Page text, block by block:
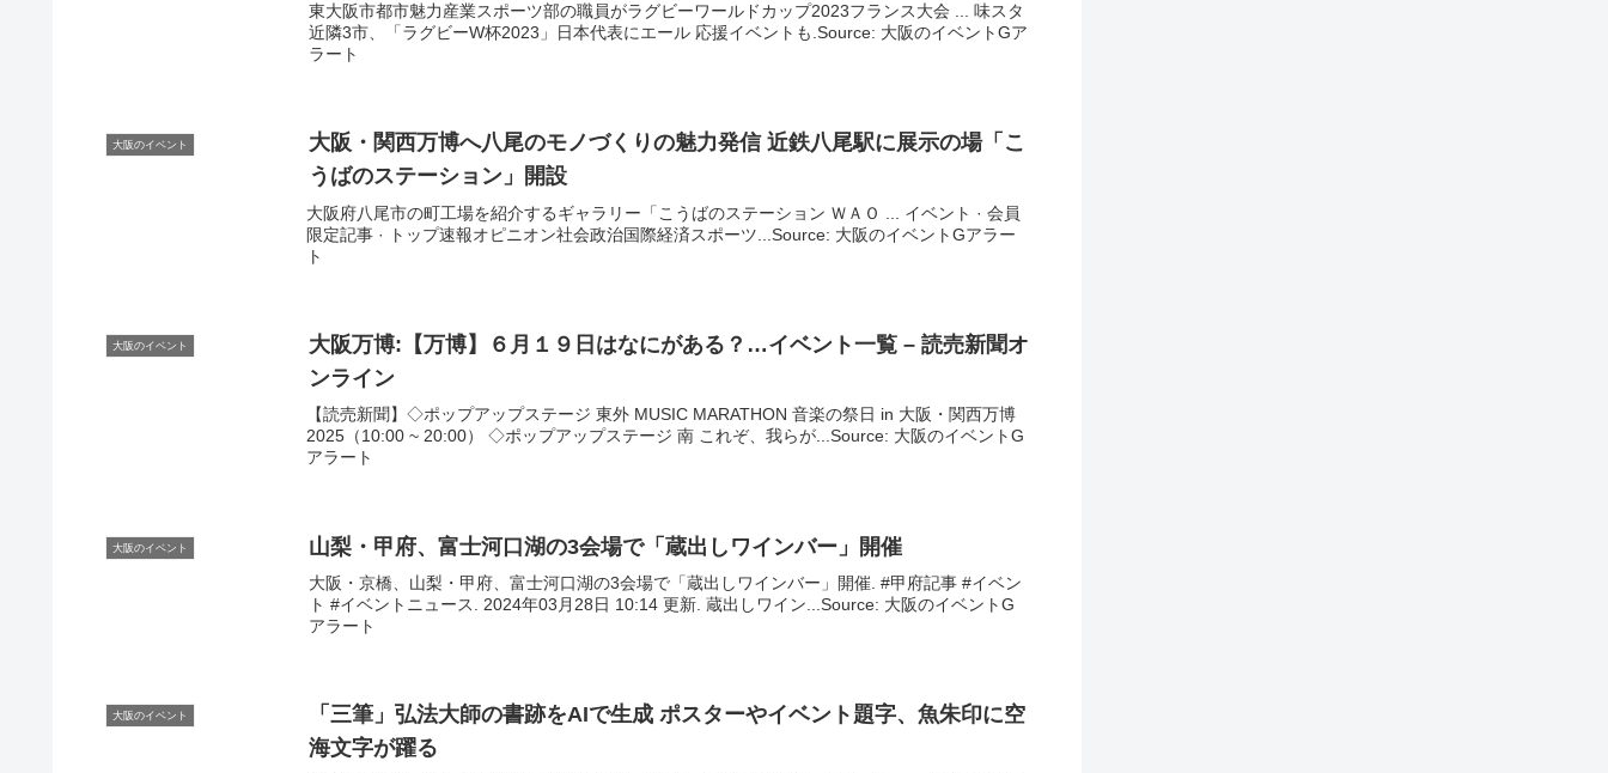
東大阪市都市魅力産業スポーツ部の職員がラグビーワールドカップ2023フランス大会 ... 味スタ
近隣3市、「ラグビーW杯2023」日本代表にエール 応援イベントも.Source: 大阪のイベントGア
ラート
大阪のイベント 大阪 ・関西万博へ八尾のモノづくりの魅力発信 近鉄八尾駅に展示の場「こ
うばのステーション」開設
大阪府八尾市の町工場を紹介するギャラリー「こうばのステーション ＷＡＯ ... イベント · 会員
限定記事 · トップ速報オピニオン社会政治国際経済スポーツ...Source: 大阪のイベントGアラー
ト
大阪のイベント 大阪万博:【万博】６月１９日はなにがある？…イベント一覧 – 読売新聞オ
ンライン
【読売新聞】◇ポップアップステージ 東外 MUSIC MARATHON 音楽の祭日 in 大阪・関西万博
2025（10:00 ~ 20:00） ◇ポップアップステージ 南 これぞ、我らが...Source: 大阪のイベントG
アラート
大阪のイベント 山梨・甲府、富士河口湖の3会場で「蔵出しワインバー」開催
大阪・京橋、山梨・甲府、富士河口湖の3会場で「蔵出しワインバー」開催. #甲府記事 #イベン
ト #イベントニュース. 2024年03月28日 10:14 更新. 蔵出しワイン...Source: 大阪のイベントG
アラート
大阪のイベント 「三筆」弘法大師の書跡をAIで生成 ポスターやイベント 題字、魚朱印に空
海文字が躍る